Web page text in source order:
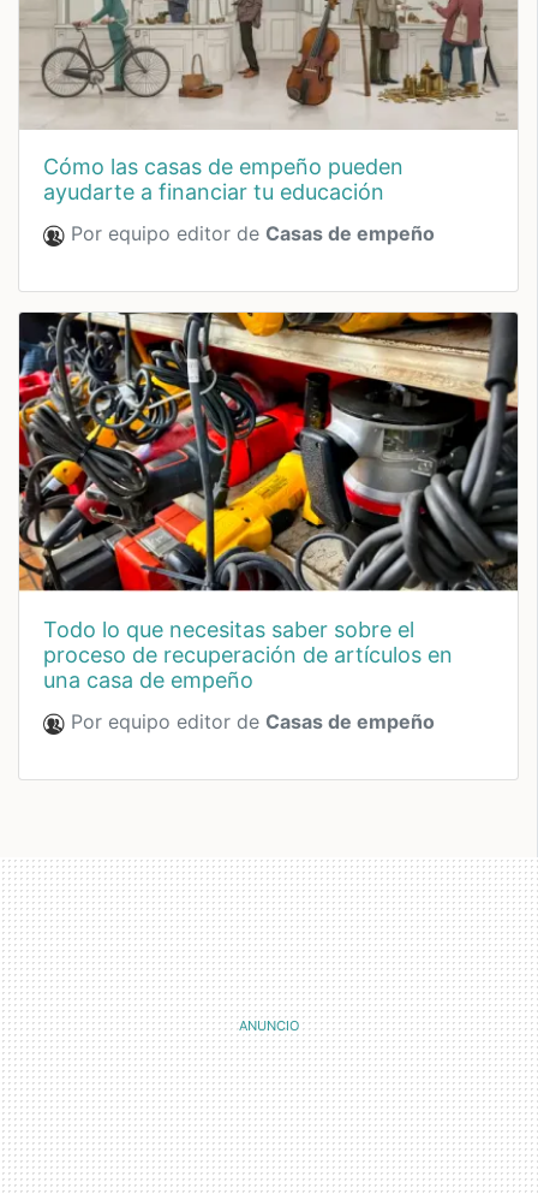
cómo las casas de empeño pueden
ayudarte a financiar tu educación
Por equipo editor de Casas de empeño
todo lo que necesitas saber sobre el
proceso de recuperación de artículos en
una casa de empeño
Por equipo editor de Casas de empeño